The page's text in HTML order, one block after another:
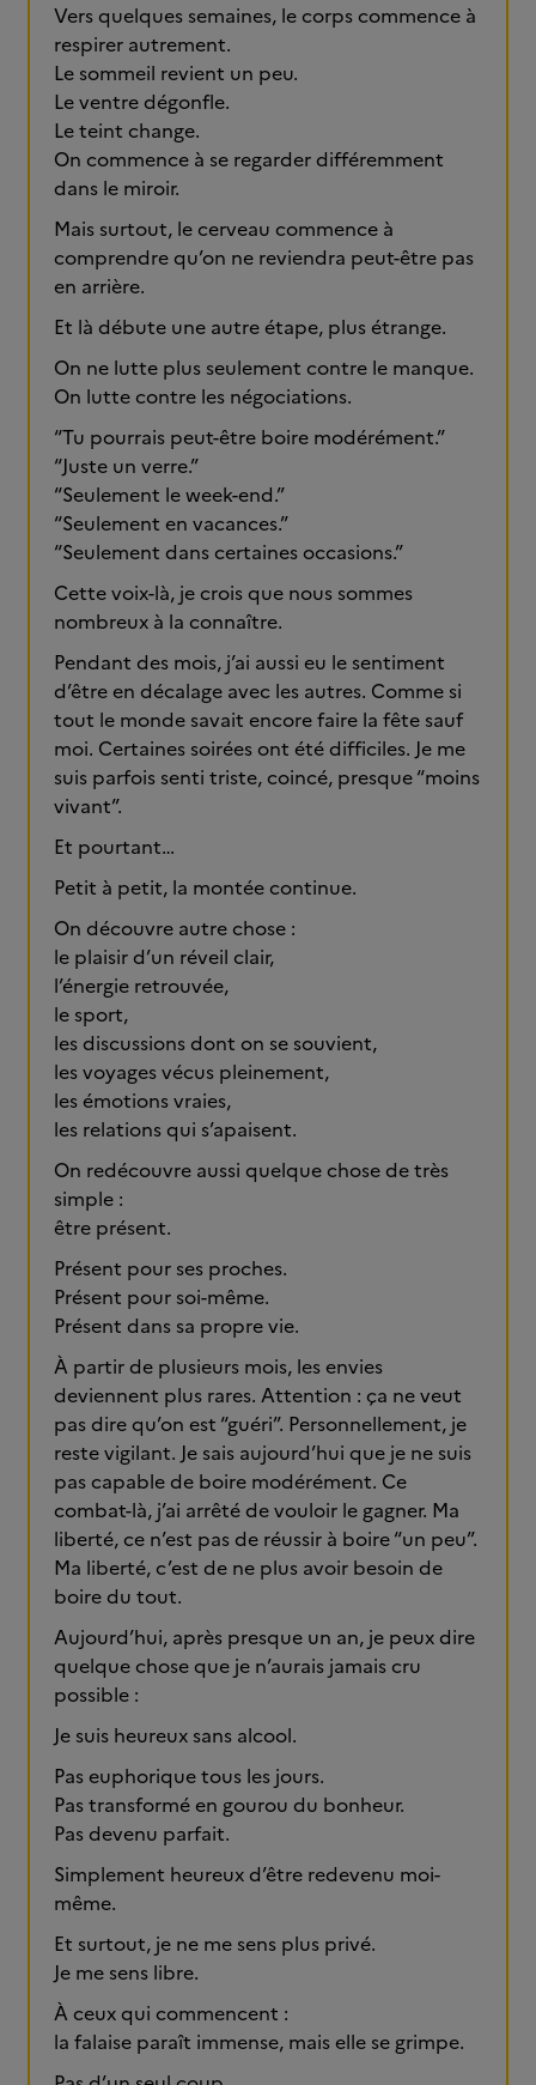
Vers quelques semaines, le corps commence à
respirer autrement.
Le sommeil revient un peu.
Le ventre dégonfle.
Le teint change.
On commence à se regarder différemment
dans le miroir.
Mais surtout, le cerveau commence à
comprendre qu’on ne reviendra peut-être pas
en arrière.
Et là débute une autre étape, plus étrange.
On ne lutte plus seulement contre le manque.
On lutte contre les négociations.
“Tu pourrais peut-être boire modérément.”
“Juste un verre.”
“Seulement le week-end.”
“Seulement en vacances.”
“Seulement dans certaines occasions.”
Cette voix-là, je crois que nous sommes
nombreux à la connaître.
Pendant des mois, j’ai aussi eu le sentiment
d’être en décalage avec les autres. Comme si
tout le monde savait encore faire la fête sauf
moi. Certaines soirées ont été difficiles. Je me
suis parfois senti triste, coincé, presque “moins
vivant”.
Et pourtant…
Petit à petit, la montée continue.
On découvre autre chose :
le plaisir d’un réveil clair,
l’énergie retrouvée,
le sport,
les discussions dont on se souvient,
les voyages vécus pleinement,
les émotions vraies,
les relations qui s’apaisent.
On redécouvre aussi quelque chose de très
simple :
être présent.
Présent pour ses proches.
Présent pour soi-même.
Présent dans sa propre vie.
À partir de plusieurs mois, les envies
deviennent plus rares. Attention : ça ne veut
pas dire qu’on est “guéri”. Personnellement, je
reste vigilant. Je sais aujourd’hui que je ne suis
pas capable de boire modérément. Ce
combat-là, j’ai arrêté de vouloir le gagner. Ma
liberté, ce n’est pas de réussir à boire “un peu”.
Ma liberté, c’est de ne plus avoir besoin de
boire du tout.
Aujourd’hui, après presque un an, je peux dire
quelque chose que je n’aurais jamais cru
possible :
Je suis heureux sans alcool.
Pas euphorique tous les jours.
Pas transformé en gourou du bonheur.
Pas devenu parfait.
Simplement heureux d’être redevenu moi-
même.
Et surtout, je ne me sens plus privé.
Je me sens libre.
À ceux qui commencent :
la falaise paraît immense, mais elle se grimpe.